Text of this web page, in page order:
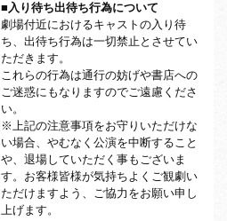
■入り待ち出待ち行為について
劇場付近におけるキャストの入り待
ち、出待ち行為は一切禁止とさせてい
ただきます。
これらの行為は通行の妨げや書店への
ご迷惑にもなりますのでご遠慮くださ
い。
※上記の注意事項をお守りいただけな
い場合、やむなく公演を中断すること
や、退場していただく事もございま
す。お客様皆様が気持ちよくご観劇い
ただけますよう、ご協力をお願い申し
上げます。